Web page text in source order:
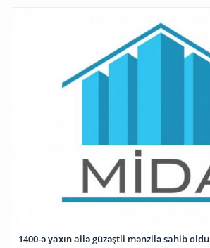
1400-ə yaxın ailə güzəştli mənzilə sahib oldu